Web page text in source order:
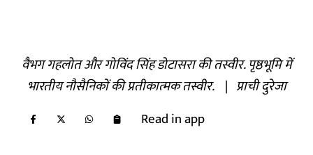
वैभग गहलोत और गोविंद सिंह डोटासरा की तस्वीर. पृष्ठभूमि में
भारतीय नौसैनिकों की प्रतीकात्मक तस्वीर. | प्राची दुरेजा
Read in app